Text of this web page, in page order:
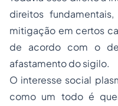
direitos
mitigação em certos
de acordo com o
afastamento do sigilo.
O interesse social
como um todo é